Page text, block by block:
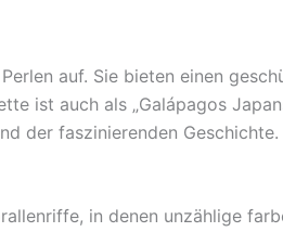
auf. Sie bieten einen
ist auch als „Galápagos
der faszinierenden Geschichte.
in denen unzählige